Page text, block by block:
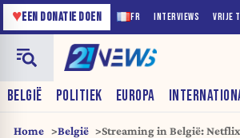
FR INTERVIEWS VRIJE
♥EEN DONATIE DOEN
BELGIË POLITIEK EUROPA
Home België
Streaming in België: